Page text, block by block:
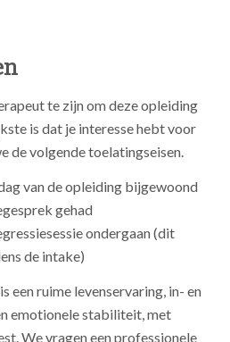
te zijn om deze opleiding
is dat je interesse hebt voor
de volgende toelatingseisen.
van de opleiding bijgewoond
gehad
ondergaan (dit
de intake)
een ruime levenservaring, in- en
emotionele stabiliteit, met
We vragen een professionele